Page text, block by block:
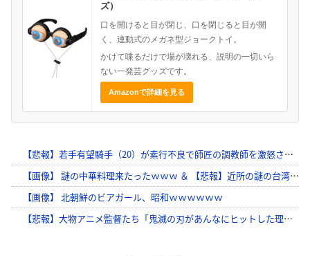
ズ）
口を開けると目が閉じ、口を閉じると目が開
く、連動式のメガネ型ジョークトイ。
かけて喋るだけで場が壊れる、説明の一切いら
ない一発芸グッズです。
Amazonで詳細を見る